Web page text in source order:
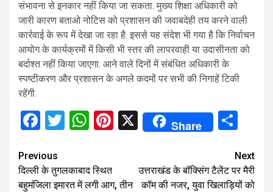
संभावना से इनकार नहीं किया जा सकता. मुख्य शिक्षा अधिकारी को
जारी कारण बताओ नोटिस को प्रशासन की जवाबदेही तय करने वाली
कार्रवाई के रूप में देखा जा रहा है. इससे यह संदेश भी गया है कि निर्वाचन
आयोग के कार्यक्रमों में किसी भी स्तर की लापरवाही या उदासीनता को
बर्दाश्त नहीं किया जाएगा. आने वाले दिनों में संबंधित अधिकारी के
स्पष्टीकरण और प्रशासन के अगले कदमों पर सभी की निगाहें टिकी
रहेंगी.
Facebook
Twitter
WhatsApp
Pinterest
X Share
Continue
Reading
Previous
दिल्ली के तुगलकाबाद स्थित
बहुमंजिला इमारत में लगी आग, तीन
Next
उत्तराखंड के बॉक्सिंग टैलेंट पर मैरी
कॉम की नजर, युवा खिलाड़ियों को